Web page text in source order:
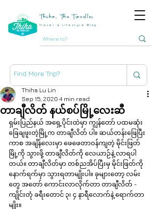
Thiha, The Traveller
Travel & Lifestyle Blog
တာချီလိတ် နယ်စပ်မြို့လေးဆီ
Thiha Lu Lin
Sep 15, 2020 4 min read
ရှမ်းပြည်နယ် အရှေ့ပိုင်းထဲမှာ ကျွန်တော် ပထမဆုံး
ခြေချဖူးတဲ့မြို့က တာချီလိတ် ပါ။ ဆယ်တန်းဖြေပြီး
ကာစ အချိန်လေးမှာ ဖေဖေတာဝန်ကျတဲ့ မိုင်းဖြတ်
မြို့ကို သွားဖို့ တာချီလိတ်ကို လေယာဉ်နဲ့ လာရပါ
တယ်။ တာချီလိတ်မှာ တစ်ညအိပ်ပြီးမှ မိုင်းဖြတ်ကို
နောက်ရက်မှာ သွားရတာမျိုးပါ။ ခုများတော့ လမ်း
တွေ အတော် ကောင်းလာလိုက်တာ တာချီလိတ် -
ကျိုင်းတုံ ခရီးတောင် ၃၊ ၄ နာရီလောက်နဲ့ ရောက်တာ
မျိုး။